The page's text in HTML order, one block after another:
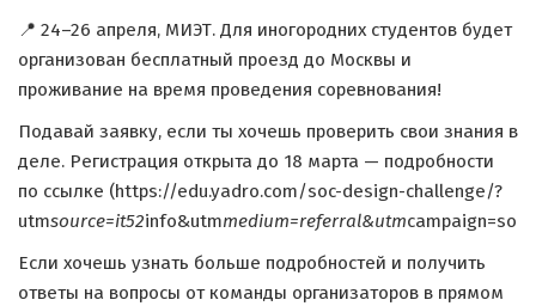
📍 24–26 апреля, МИЭТ. Для иногородних студентов будет
организован бесплатный проезд до Москвы и
проживание на время проведения соревнования!
Подавай заявку, если ты хочешь проверить свои знания в
деле. Регистрация открыта до 18 марта — подробности
по ссылке (https://edu.yadro.com/soc-design-challenge/?
utmsource=it52info&utmmedium=referral&utmcampaign=soc
Если хочешь узнать больше подробностей и получить
ответы на вопросы от команды организаторов в прямом